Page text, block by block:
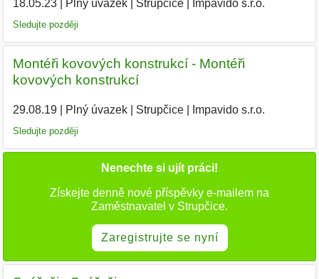
18.05.23| Plný úvazek| Strupčice| Impavido s.r.o.
Sledujte později
Montéři kovových konstrukcí - Montéři
kovových konstrukcí
29.08.19| Plný úvazek| Strupčice| Impavido s.r.o.
Sledujte později
Nenechte si ujít práci!
Získejte denně nové příspěvky e-mailem na
Zaměstnavatel v Strupčice.
Zaregistrujte se nyní